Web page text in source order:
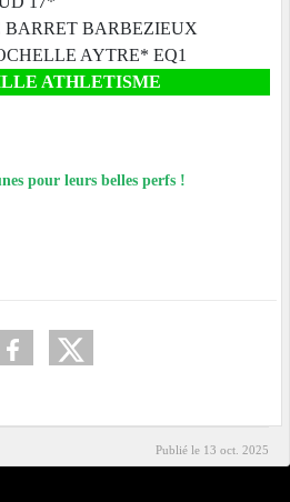
BARRET BARBEZIEUX
AYTRE* EQ1
ATHLETISME
pour leurs belles perfs !
Publié le 13 oct. 2025